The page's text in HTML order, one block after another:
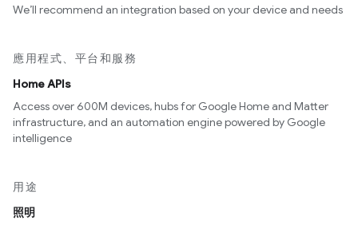
We’ll recommend an integration based on your device and needs
應用程式、平台和服務
Home APIs
Access over 600M devices, hubs for Google Home and Matter
infrastructure, and an automation engine powered by Google
intelligence
用途
照明